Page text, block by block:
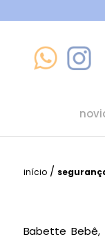
início /
Babette